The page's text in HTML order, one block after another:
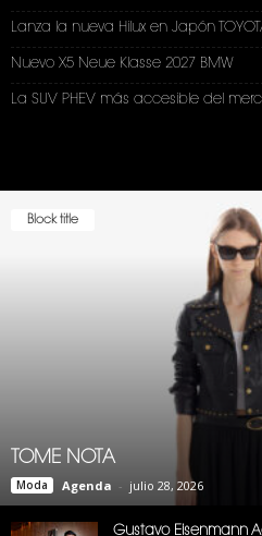
Lanza la nueva Hilux en Japón
Nuevo X5 Neue Klasse 2027 BMW
La SUV PHEV más accesible del
Block title
TOME NOTA
Moda Agenda - julio 28, 2026
Gustavo Eisenmann